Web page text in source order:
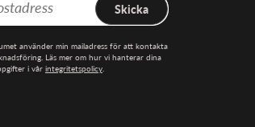
Skicka
använder min mailadress för att kontakta
Läs mer om hur vi hanterar dina
i vår integritetspolicy.